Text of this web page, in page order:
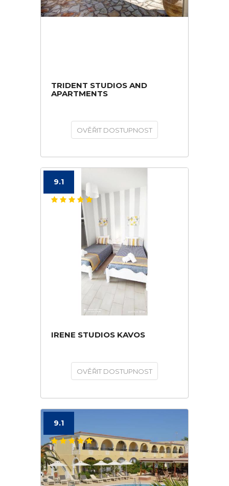
TRIDENT STUDIOS AND
APARTMENTS
OVĚŘIT DOSTUPNOST
9.1
IRENE STUDIOS KAVOS
OVĚŘIT DOSTUPNOST
9.1